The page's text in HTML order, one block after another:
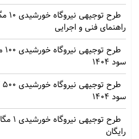
راهنمای فنی و اجرایی
سود 1404
سود 1404
رایگان